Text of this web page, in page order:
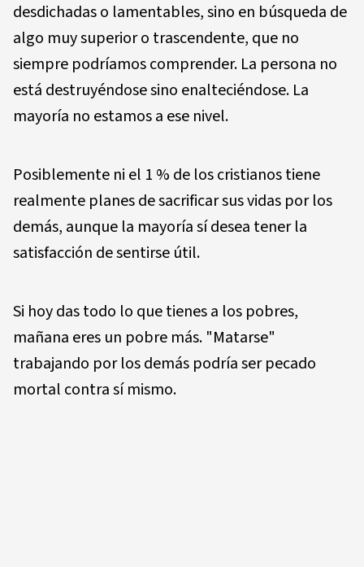
desdichadas o lamentables, sino en búsqueda de
algo muy superior o trascendente, que no
siempre podríamos comprender. La persona no
está destruyéndose sino enalteciéndose. La
mayoría no estamos a ese nivel.
Posiblemente ni el 1 % de los cristianos tiene
realmente planes de sacrificar sus vidas por los
demás, aunque la mayoría sí desea tener la
satisfacción de sentirse útil.
Si hoy das todo lo que tienes a los pobres,
mañana eres un pobre más. "Matarse"
trabajando por los demás podría ser pecado
mortal contra sí mismo.